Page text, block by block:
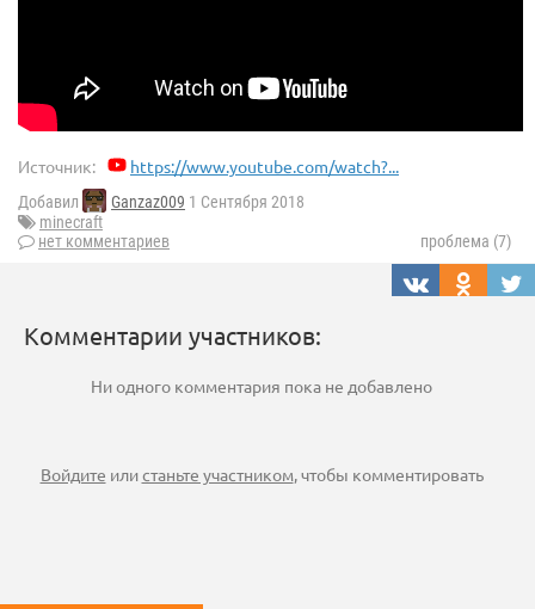
Источник: https://www.youtube.com/watch?...
Добавил Ganzaz009 1 Сентября 2018
minecraft
нет комментариев
проблема (7)
Комментарии участников:
Ни одного комментария пока не добавлено
Войдите илистаньте участником, чтобы комментировать